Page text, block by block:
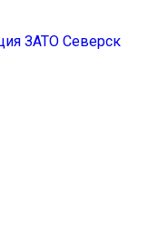
ЗАТО Северск